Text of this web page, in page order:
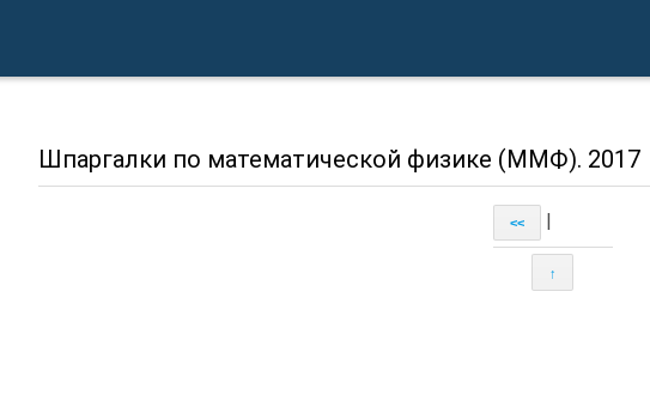
Шпаргалки по математической физике (ММФ). 2017
<<
↑